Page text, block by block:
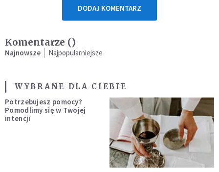
DODAJ KOMENTARZ
Komentarze ()
Najnowsze Najpopularniejsze
WYBRANE DLA CIEBIE
Potrzebujesz pomocy?
Pomodlimy się w Twojej
intencji